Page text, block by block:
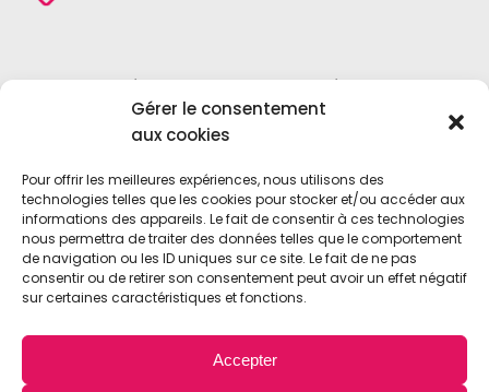
Gérer le consentement
aux cookies
Pour offrir les meilleures expériences, nous utilisons des
technologies telles que les cookies pour stocker et/ou accéder aux
informations des appareils. Le fait de consentir à ces technologies
nous permettra de traiter des données telles que le comportement
de navigation ou les ID uniques sur ce site. Le fait de ne pas
consentir ou de retirer son consentement peut avoir un effet négatif
sur certaines caractéristiques et fonctions.
Accepter
Founded in 2004, Axeme RH is a
recruitment firm specialized in the field
Life Sciences,Medical Device
DiagnosticsandBiotechnologies
© 2021 • Axeme RH • All Rights Reserved •